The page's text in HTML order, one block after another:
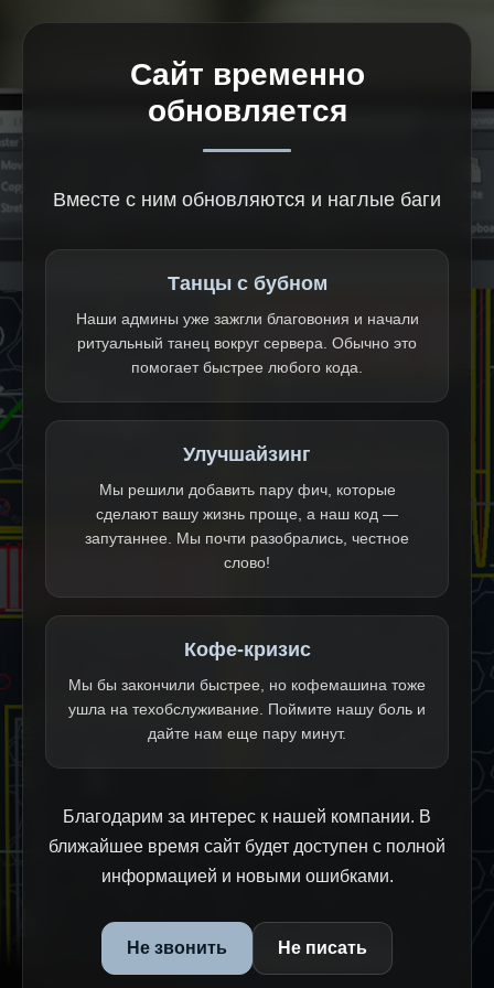
Сайт временно
обновляется
Вместе с ним обновляются и наглые баги
Танцы с бубном
Наши админы уже зажгли благовония и начали
ритуальный танец вокруг сервера. Обычно это
помогает быстрее любого кода.
Улучшайзинг
Мы решили добавить пару фич, которые
сделают вашу жизнь проще, а наш код —
запутаннее. Мы почти разобрались, честное
слово!
Кофе-кризис
Мы бы закончили быстрее, но кофемашина тоже
ушла на техобслуживание. Поймите нашу боль и
дайте нам еще пару минут.
Благодарим за интерес к нашей компании. В
ближайшее время сайт будет доступен с полной
информацией и новыми ошибками.
Не звонить Не писать